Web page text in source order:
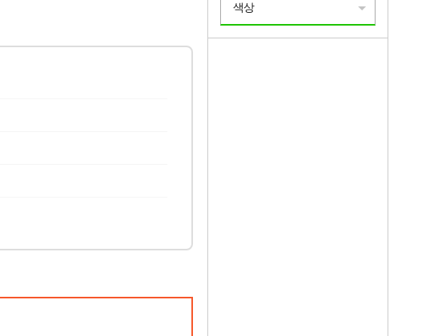
색상